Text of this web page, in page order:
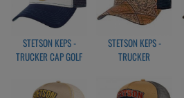
STETSON KEPS -
TRUCKER CAP GOLF
STETSON KEPS -
TRUCKER
BLUE/BROWN